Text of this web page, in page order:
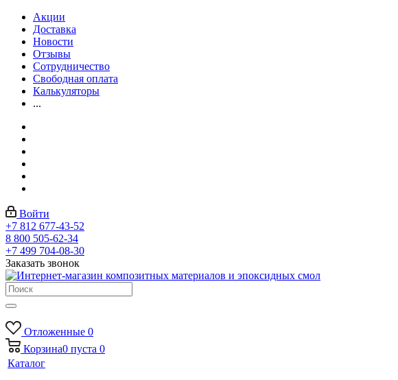
Акции
Доставка
Новости
Отзывы
Сотрудничество
Свободная оплата
Калькуляторы
...
Войти
+7 812 677-43-52
8 800 505-62-34
+7 499 704-08-30
Заказать звонок
Отложенные 0
Корзина0 пуста 0
Каталог